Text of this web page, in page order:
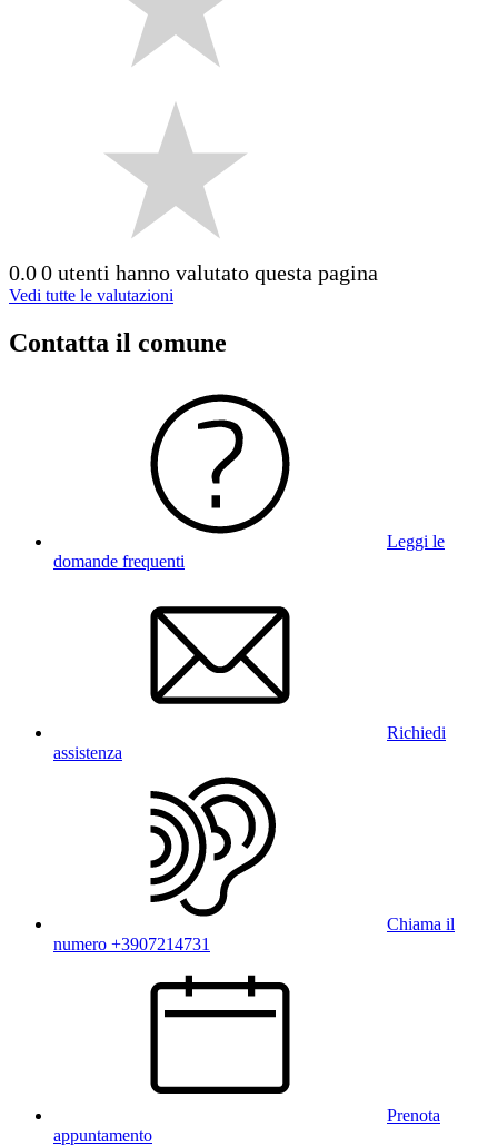
0.00 utenti hanno valutato questa pagina
Vedi tutte le valutazioni
Contatta il comune
Leggi le
domande frequenti
Richiedi
assistenza
Chiama il
numero +3907214731
Prenota
appuntamento